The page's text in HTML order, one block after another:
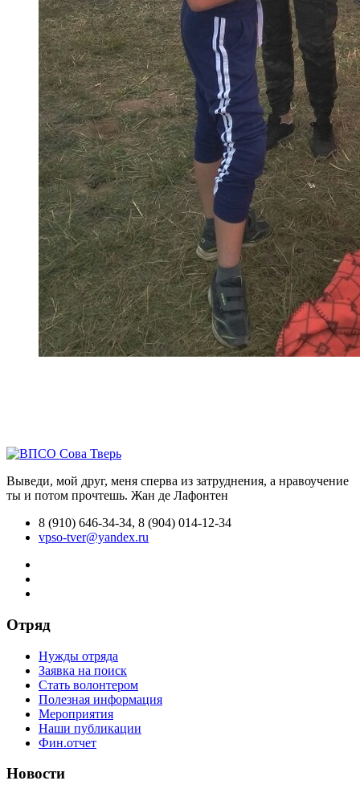
Выведи, мой друг, меня сперва из затруднения, а нравоучение
ты и потом прочтешь. Жан де Лафонтен
8 (910) 646-34-34, 8 (904) 014-12-34
vpso-tver@yandex.ru
Отряд
Нужды отряда
Заявка на поиск
Стать волонтером
Полезная информация
Мероприятия
Наши публикации
Фин.отчет
Новости